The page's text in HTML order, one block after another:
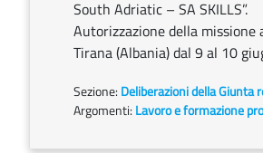
South Adriatic – SA SKILLS”.
Autorizzazione della missione
Tirana (Albania) dal 9 al 10
Sezione: Deliberazioni della Giunta
Argomenti: Lavoro e formazione